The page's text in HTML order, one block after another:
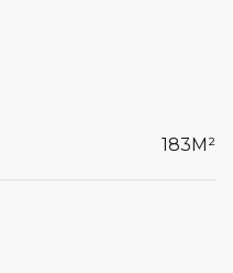
183 M²